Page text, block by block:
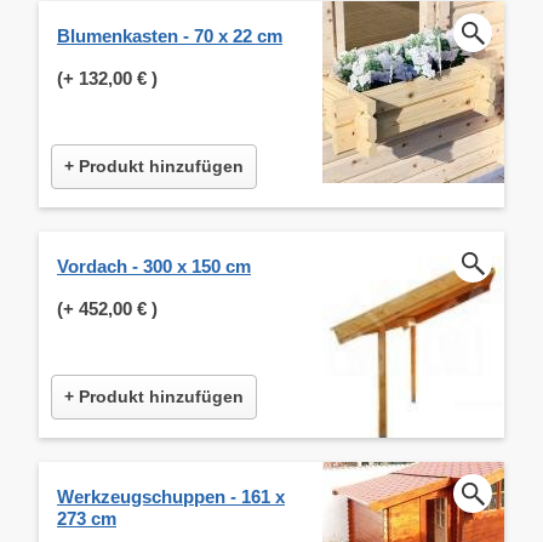
Blumenkasten - 70 x 22 cm
(+ 132,00 € )
+ Produkt hinzufügen
Vordach - 300 x 150 cm
(+ 452,00 € )
+ Produkt hinzufügen
Werkzeugschuppen - 161 x
273 cm